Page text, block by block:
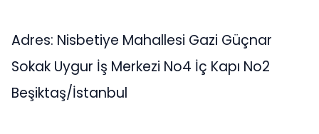
Adres: Nisbetiye Mahallesi Gazi Güçnar
Sokak Uygur İş Merkezi No4 İç Kapı No2
Beşiktaş/İstanbul